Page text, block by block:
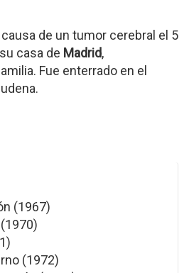
de un tumor cerebral el 5
casa de Madrid,
Fue enterrado en el
(1967)
(1972)